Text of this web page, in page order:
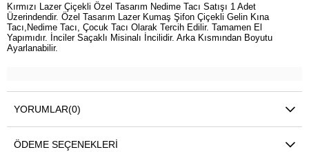
Kırmızı Lazer Çiçekli Özel Tasarım Nedime Tacı Satışı 1 Adet
Üzerindendir. Özel Tasarım Lazer Kumaş Şifon Çiçekli Gelin Kına
Tacı,Nedime Tacı, Çocuk Tacı Olarak Tercih Edilir. Tamamen El
Yapımıdır. İnciler Saçaklı Misinalı İncilidir. Arka Kısmından Boyutu
Ayarlanabilir.
YORUMLAR(0)
ÖDEME SEÇENEKLERI